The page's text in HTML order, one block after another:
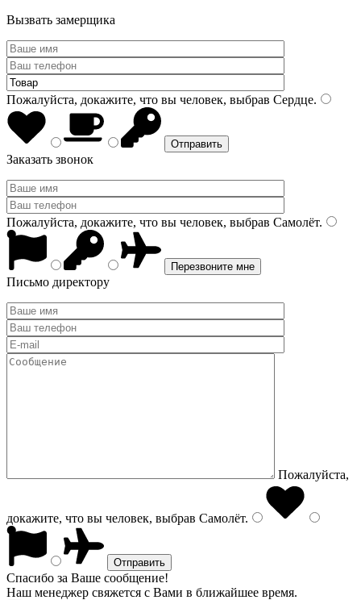
Вызвать замерщика
Пожалуйста, докажите, что вы человек, выбрав Сердце.
Заказать звонок
Пожалуйста, докажите, что вы человек, выбрав Самолёт.
Письмо директору
Пожалуйста,
докажите, что вы человек, выбрав Самолёт.
Спасибо за Ваше сообщение!
Наш менеджер свяжется с Вами в ближайшее время.